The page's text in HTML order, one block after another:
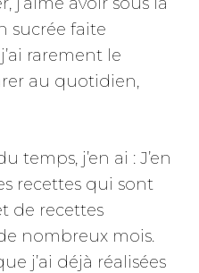
sucrée faite
rarement le
au quotidien,
temps, j’en ai : J’en
recettes qui sont
de recettes
nombreux mois.
j’ai déjà réalisées